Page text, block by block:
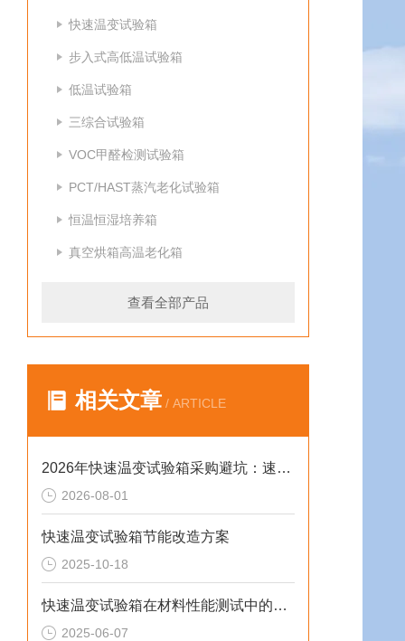
快速温变试验箱
步入式高低温试验箱
低温试验箱
三综合试验箱
VOC甲醛检测试验箱
PCT/HAST蒸汽老化试验箱
恒温恒湿培养箱
真空烘箱高温老化箱
查看全部产品
相关文章 / ARTICLE
2026年快速温变试验箱采购避坑：速率、工况与合规选型逻辑
2026-08-01
快速温变试验箱节能改造方案
2025-10-18
快速温变试验箱在材料性能测试中的重要作用
2025-06-07